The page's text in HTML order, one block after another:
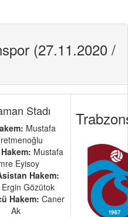
(27.11.2020 /
Stadı
Mustafa
Mustafa
Eyisoy
Hakem:
Gözütok
Hakem: Caner
Ak